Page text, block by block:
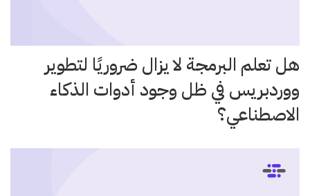
هل تعلم البرمجة لا يزال ضروريًا لتطوير
ووردبريس في ظل وجود أدوات الذكاء
الاصطناعي؟